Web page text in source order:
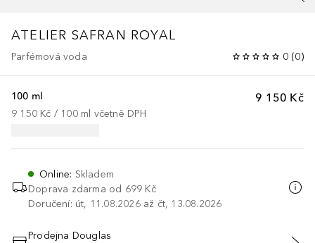
ATELIER SAFRAN ROYAL
Parfémová voda 0 (0)
9 150 Kč
100 ml
9 150 Kč / 100 ml včetně DPH
Online: Skladem
Doprava zdarma od 699 Kč
Doručení: út, 11.08.2026 až čt, 13.08.2026
Prodejna Douglas